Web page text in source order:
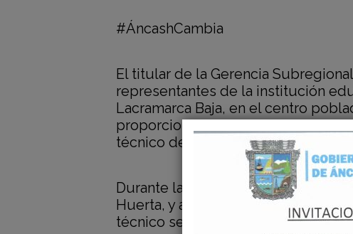
#ÁncashCambia
El titular de la Gerencia
representantes de la institución
Lacramarca Baja, en el centro
proporcionar una actualización
técnico del proyecto de
Durante la reunión, Blas Cotrina
Huerta, y a los representantes de
técnico se encuentra en la etapa